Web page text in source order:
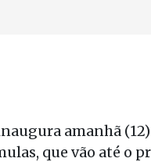
amanhã
que vão até o